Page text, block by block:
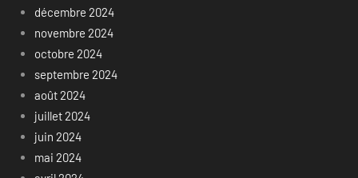
décembre 2024
novembre 2024
octobre 2024
septembre 2024
août 2024
juillet 2024
juin 2024
mai 2024